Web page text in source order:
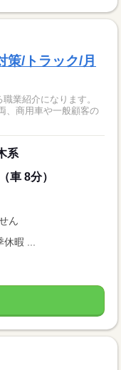
策/トラック/月
業紹介になります。
、商用車や一般顧客の
系
車 8分）
ん
休暇 ...